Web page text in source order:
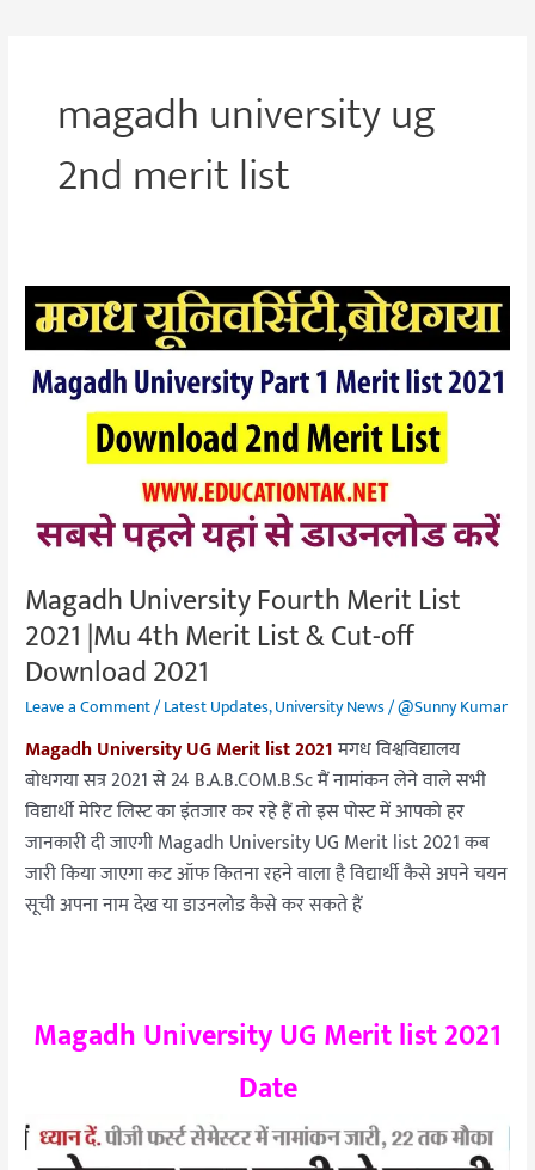
magadh university ug
2nd merit list
Magadh University Fourth Merit List
2021 |Mu 4th Merit List & Cut-off
Download 2021
Leave a Comment/Latest Updates,University News/@Sunny Kumar
Magadh University UG Merit list 2021मगध विश्वविद्यालय
बोधगया सत्र 2021 से 24 B.A.B.COM.B.Sc मैं नामांकन लेने वाले सभी
विद्यार्थी मेरिट लिस्ट का इंतजार कर रहे हैं तो इस पोस्ट में आपको हर
जानकारी दी जाएगी Magadh University UG Merit list 2021 कब
जारी किया जाएगा कट ऑफ कितना रहने वाला है विद्यार्थी कैसे अपने चयन
सूची अपना नाम देख या डाउनलोड कैसे कर सकते हैं
Magadh University UG Merit list 2021
Date
Magadh
University
Fourth
Merit
Merit
&
Cut-
off
Download
2021